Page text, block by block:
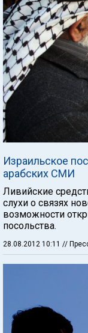
Израильское
арабских СМИ
Ливийские
слухи о связях
возможности
посольства.
28.08.2012 10:11 //